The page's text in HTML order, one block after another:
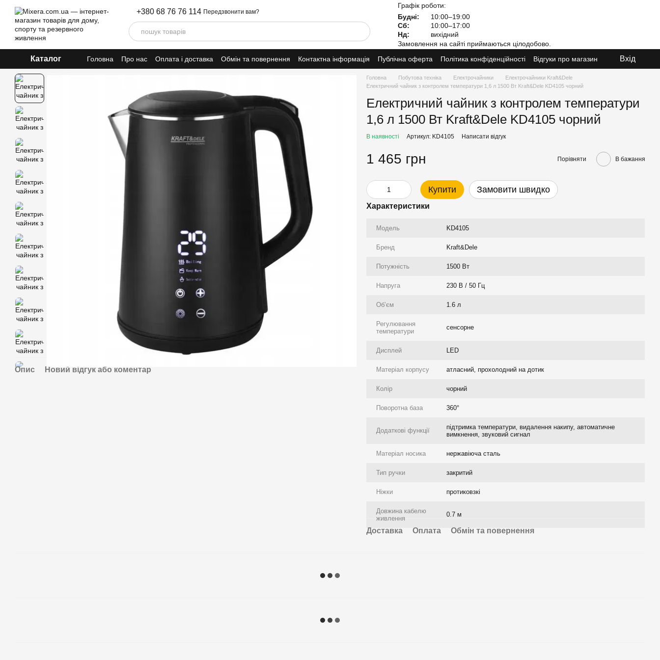
Перейти до основного контенту +380 68 76 76 114 Передзвонити вам?
Графік роботи:
Будні:
10:00–19:00
Сб:
10:00–17:00
Нд:
вихідний
Замовлення на сайті приймаються цілодобово.
Каталог Головна Про нас Оплата і доставка Обмін та повернення Контактна інформація Публічна оферта Політика конфіденційності Відгуки про магазин Вхід
Опис Новий відгук або коментар
Головна Побутова техніка Електрочайники
Електрочайники Kraft&Dele
Електричний чайник з контролем температури 1,6 л 1500 Вт Kraft&Dele KD4105 чорний
Електричний чайник з контролем температури
1,6 л 1500 Вт Kraft&Dele KD4105 чорний
В наявності Артикул: KD4105 Написати відгук
1 465 грн Порівняти В бажання
Купити Замовити швидко
Характеристики
Модель KD4105
Бренд Kraft&Dele
Потужність 1500 Вт
Напруга 230 В / 50 Гц
Об’єм 1.6 л
Регулювання
температури
сенсорне
Дисплей LED
Матеріал корпусу атласний, прохолодний на дотик
Колір чорний
Поворотна база 360°
Додаткові функції
підтримка температури, видалення накипу, автоматичне
вимкнення, звуковий сигнал
Матеріал носика нержавіюча сталь
Тип ручки закритий
Ніжки протиковзкі
Довжина кабелю
живлення
0.7 м
Доставка Оплата Обмін та повернення